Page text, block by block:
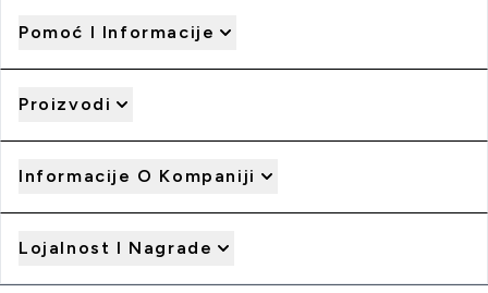
Pomoć I Informacije
Proizvodi
Informacije O Kompaniji
Lojalnost I Nagrade